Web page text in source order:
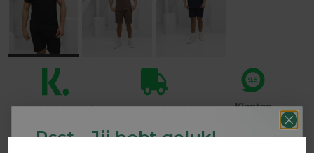
Betaal achteraf
Voor 23:59 besteld
Klanten
beoordelen ons
met een 9,6!
Psst... Jij hebt geluk!